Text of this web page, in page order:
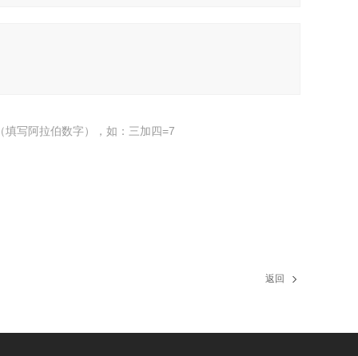
填写阿拉伯数字），如：三加四=7
返回